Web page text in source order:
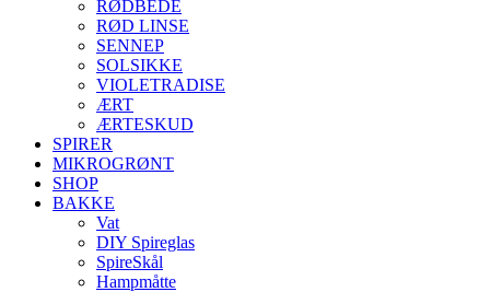
RØDBEDE
RØD LINSE
SENNEP
SOLSIKKE
VIOLETRADISE
ÆRT
ÆRTESKUD
SPIRER
MIKROGRØNT
SHOP
BAKKE
Vat
DIY Spireglas
SpireSkål
Hampmåtte